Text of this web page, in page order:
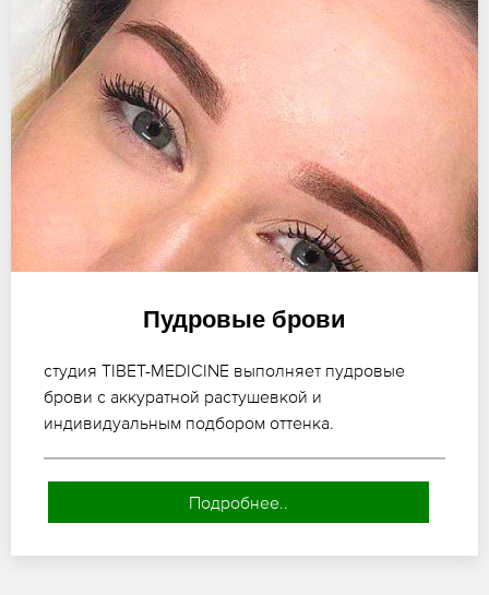
Пудровые брови
студия TIBET-MEDICINE выполняет пудровые
брови с аккуратной растушевкой и
индивидуальным подбором оттенка.
Подробнее..